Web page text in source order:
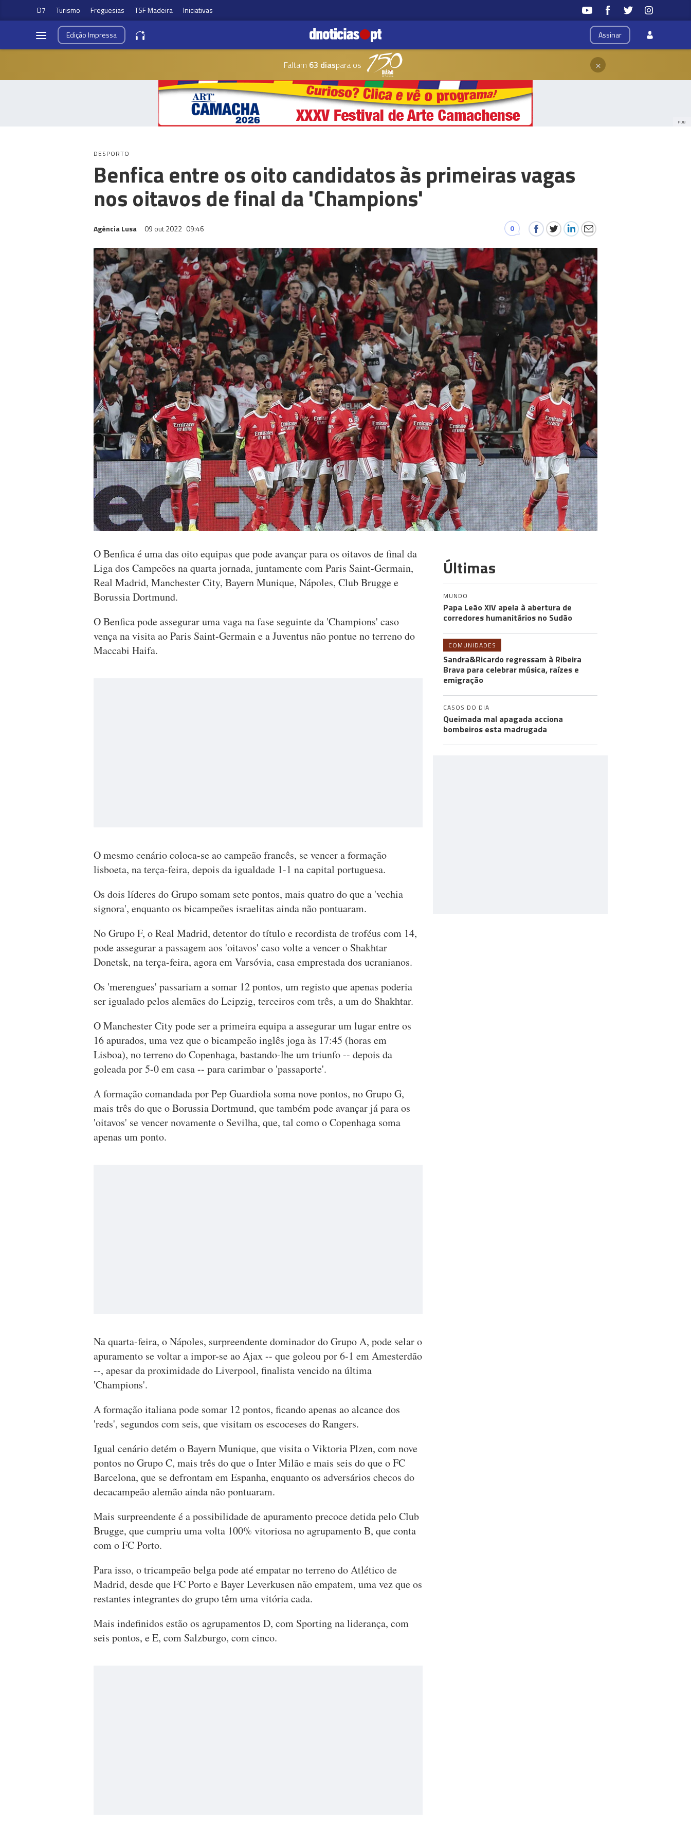
D7 Turismo Freguesias TSF Madeira Iniciativas
Assinar
EdiçãoImpressa
Faltam 63 diaspara os ×
PUB
DESPORTO
Benfica entre os oito candidatos às primeiras vagas
nos oitavos de final da 'Champions'
Agência Lusa 09 out 2022 09:46 0
O Benfica é uma das oito equipas que pode avançar para os oitavos de final da
Liga dos Campeões na quarta jornada, juntamente com Paris Saint-Germain,
Real Madrid, Manchester City, Bayern Munique, Nápoles, Club Brugge e
Borussia Dortmund.
O Benfica pode assegurar uma vaga na fase seguinte da 'Champions' caso
vença na visita ao Paris Saint-Germain e a Juventus não pontue no terreno do
Maccabi Haifa.
O mesmo cenário coloca-se ao campeão francês, se vencer a formação
lisboeta, na terça-feira, depois da igualdade 1-1 na capital portuguesa.
Os dois líderes do Grupo somam sete pontos, mais quatro do que a 'vechia
signora', enquanto os bicampeões israelitas ainda não pontuaram.
No Grupo F, o Real Madrid, detentor do título e recordista de troféus com 14,
pode assegurar a passagem aos 'oitavos' caso volte a vencer o Shakhtar
Donetsk, na terça-feira, agora em Varsóvia, casa emprestada dos ucranianos.
Os 'merengues' passariam a somar 12 pontos, um registo que apenas poderia
ser igualado pelos alemães do Leipzig, terceiros com três, a um do Shakhtar.
O Manchester City pode ser a primeira equipa a assegurar um lugar entre os
16 apurados, uma vez que o bicampeão inglês joga às 17:45 (horas em
Lisboa), no terreno do Copenhaga, bastando-lhe um triunfo -- depois da
goleada por 5-0 em casa -- para carimbar o 'passaporte'.
A formação comandada por Pep Guardiola soma nove pontos, no Grupo G,
mais três do que o Borussia Dortmund, que também pode avançar já para os
'oitavos' se vencer novamente o Sevilha, que, tal como o Copenhaga soma
apenas um ponto.
Na quarta-feira, o Nápoles, surpreendente dominador do Grupo A, pode selar o
apuramento se voltar a impor-se ao Ajax -- que goleou por 6-1 em Amesterdão
--, apesar da proximidade do Liverpool, finalista vencido na última
'Champions'.
A formação italiana pode somar 12 pontos, ficando apenas ao alcance dos
'reds', segundos com seis, que visitam os escoceses do Rangers.
Igual cenário detém o Bayern Munique, que visita o Viktoria Plzen, com nove
pontos no Grupo C, mais três do que o Inter Milão e mais seis do que o FC
Barcelona, que se defrontam em Espanha, enquanto os adversários checos do
decacampeão alemão ainda não pontuaram.
Mais surpreendente é a possibilidade de apuramento precoce detida pelo Club
Brugge, que cumpriu uma volta 100% vitoriosa no agrupamento B, que conta
com o FC Porto.
Para isso, o tricampeão belga pode até empatar no terreno do Atlético de
Madrid, desde que FC Porto e Bayer Leverkusen não empatem, uma vez que os
restantes integrantes do grupo têm uma vitória cada.
Mais indefinidos estão os agrupamentos D, com Sporting na liderança, com
seis pontos, e E, com Salzburgo, com cinco.
Últimas
MUNDO
Papa Leão XIV apela à abertura de
corredores humanitários no Sudão
COMUNIDADES
Sandra&Ricardo regressam à Ribeira
Brava para celebrar música, raízes e
emigração
CASOS DO DIA
Queimada mal apagada acciona
bombeiros esta madrugada